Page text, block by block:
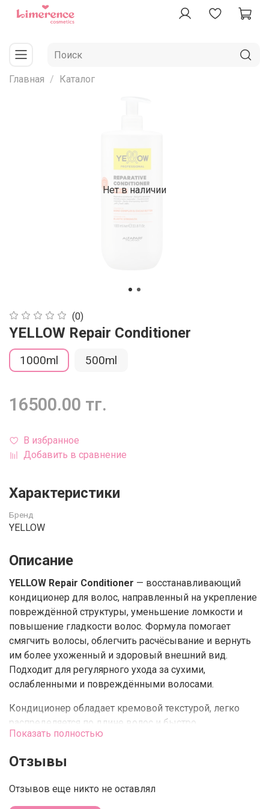
Главная Каталог
Нет в наличии
(0)
YELLOW Repair Conditioner
1000ml 500ml
16500.00 тг.
В избранное
Добавить в сравнение
Характеристики
Бренд
YELLOW
Описание
YELLOW Repair Conditioner — восстанавливающий
кондиционер для волос, направленный на укрепление
повреждённой структуры, уменьшение ломкости и
повышение гладкости волос. Формула помогает
смягчить волосы, облегчить расчёсывание и вернуть
им более ухоженный и здоровый внешний вид.
Подходит для регулярного ухода за сухими,
ослабленными и повреждёнными волосами.
Кондиционер обладает кремовой текстурой, легко
распределяется по длине волос и быстро
воздействует, делая волосы более послушными и
после каждого мытья головы.
Действие и преимущества
• восстанавливает повреждённые волосы
Показать полностью
Отзывы
Отзывов еще никто не оставлял